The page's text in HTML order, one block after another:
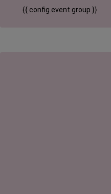
{{ config.event.group }}